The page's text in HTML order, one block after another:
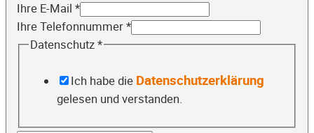
Ihre E-Mail *
Ihre Telefonnummer*
Datenschutz*
Ich habe die Datenschutzerklärung
gelesen und verstanden.